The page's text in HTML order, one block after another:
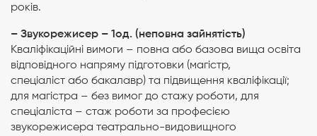
років.
– Звукорежисер – 1од. (неповна зайнятість)
Кваліфікаційні вимоги – повна або базова вища освіта
відповідного напряму підготовки (магістр,
спеціаліст або бакалавр) та підвищення кваліфікації;
для магістра – без вимог до стажу роботи, для
спеціаліста – стаж роботи за професією
звукорежисера театрально-видовищного